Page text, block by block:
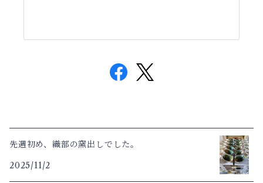
先週初め、織部の窯出しでした。
2025/11/2